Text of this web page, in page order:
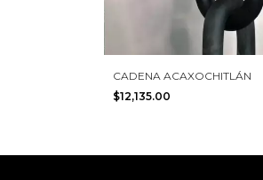
CADENA ACAXOCHITLÁN
$12,135.00